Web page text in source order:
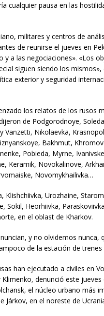
cualquier pausa en las
militares y centros de
de reunirse el jueves en
y a las negociaciones». «Los
siguen siendo los mismos»,
exterior y seguridad
los relatos de los rusos
de Podgorodnoye,
Vanzetti, Nikolaevka,
Bakhmut,
Pobieda, Myrne,
Keramik, Novokalinove,
Novomykhailivka…
Urozhaine,
Sokil, Heorhiivka,
en el oblast de Kharkov.
y no olvidemos nunca,
de la estación de trenes
han ejecutado a civiles en
denunció este
el núcleo urbano más
Járkov, en el noreste de